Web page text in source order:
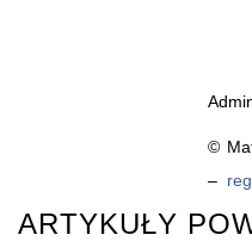
©
–
ARTYKUŁY